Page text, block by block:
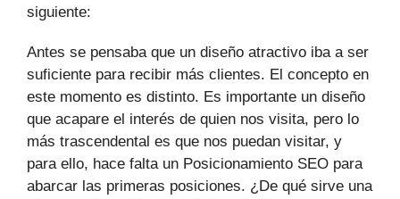
siguiente:
Antes se pensaba que un diseño atractivo iba a ser
suficiente para recibir más clientes. El concepto en
este momento es distinto. Es importante un diseño
que acapare el interés de quien nos visita, pero lo
más trascendental es que nos puedan visitar, y
para ello, hace falta un Posicionamiento SEO para
abarcar las primeras posiciones. ¿De qué sirve una